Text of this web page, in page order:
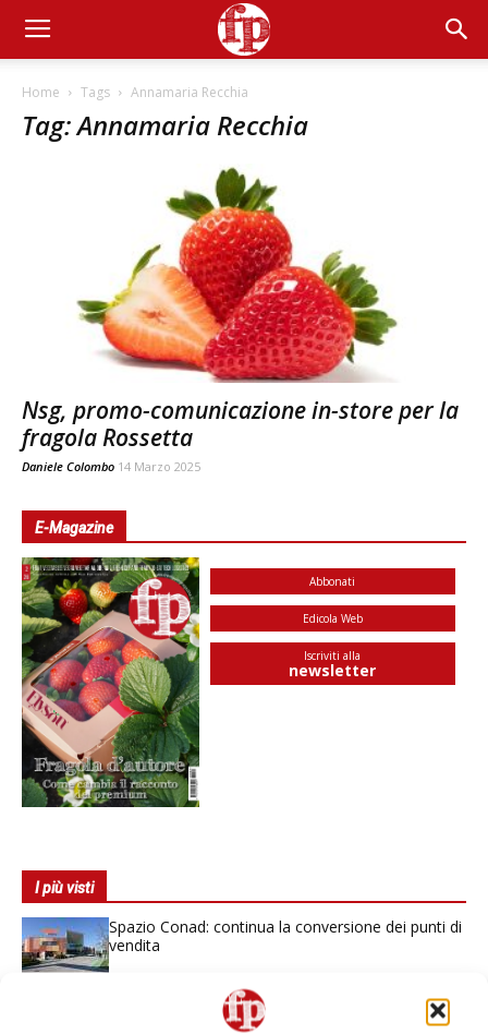
Home Tags Annamaria Recchia
Tag: Annamaria Recchia
Nsg, promo-comunicazione in-store per la
fragola Rossetta
Daniele Colombo 14 Marzo 2025
E-Magazine
Abbonati
Edicola Web
Iscriviti alla
newsletter
I più visti
Spazio Conad: continua la conversione dei punti di
vendita
Non è una susina: è Metis… e può rivoluzionare la